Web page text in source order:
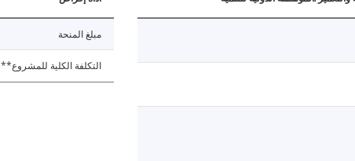
مبلغ المنحة
التكلفة الكلية للمشروع**